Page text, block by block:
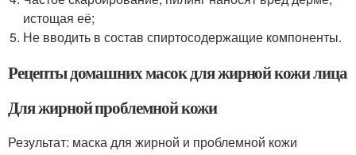
истощая её;
Не вводить в состав спиртосодержащие компоненты.
Рецепты домашних масок для жирной кожи лица
Для жирной проблемной кожи
Результат: маска для жирной и проблемной кожи